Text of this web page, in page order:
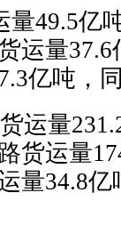
量49.5亿
运量
亿吨，
运量
货运量
量34.8